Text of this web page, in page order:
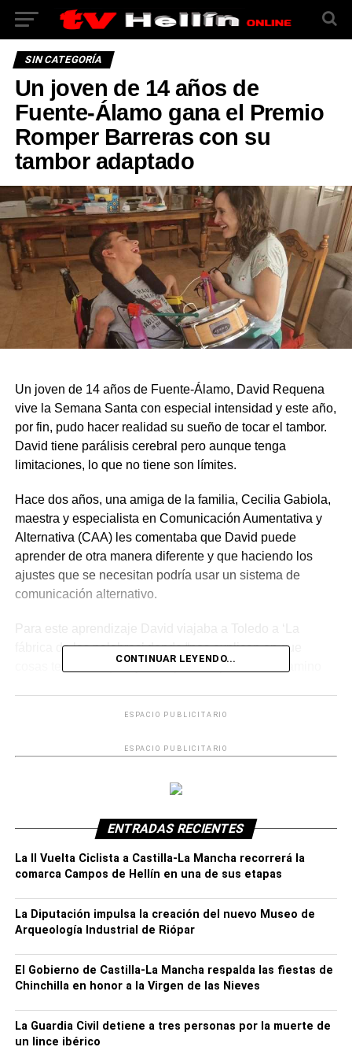
SIN CATEGORÍA
Un joven de 14 años de
Fuente-Álamo gana el Premio
Romper Barreras con su
tambor adaptado
Un joven de 14 años de Fuente-Álamo, David Requena
vive la Semana Santa con especial intensidad y este año,
por fin, pudo hacer realidad su sueño de tocar el tambor.
David tiene parálisis cerebral pero aunque tenga
limitaciones, lo que no tiene son límites.
Hace dos años, una amiga de la familia, Cecilia Gabiola,
maestra y especialista en Comunicación Aumentativa y
Alternativa (CAA) les comentaba que David puede
aprender de otra manera diferente y que haciendo los
ajustes que se necesitan podría usar un sistema de
comunicación alternativo.
Para este aprendizaje David viajaba a Toledo a ‘La
fábrica de las palabras’ donde “nos explican en que
cosas teníamos que fijarnos para empezar este camino
David Requena
Así Cecilia, como maestra del joven diseña “Sí y No” en
“Nosotros los adultos empezamos a aprender a cómo
acompañar el lenguaje de una manera diferente a la oral,
visual realizado en 3D. De esta forma acompañamos el
desarrollo de lenguaje de una manera multimodal para
CONTINUAR LEYENDO...
ESPACIO PUBLICITARIO
ESPACIO PUBLICITARIO
ENTRADAS RECIENTES
La II Vuelta Ciclista a Castilla-La Mancha recorrerá la
comarca Campos de Hellín en una de sus etapas
La Diputación impulsa la creación del nuevo Museo de
Arqueología Industrial de Riópar
El Gobierno de Castilla-La Mancha respalda las fiestas de
Chinchilla en honor a la Virgen de las Nieves
La Guardia Civil detiene a tres personas por la muerte de
un lince ibérico